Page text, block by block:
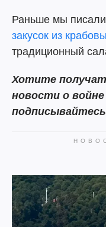
Раньше мы
закусок из
традиционный
Хотите
новости о